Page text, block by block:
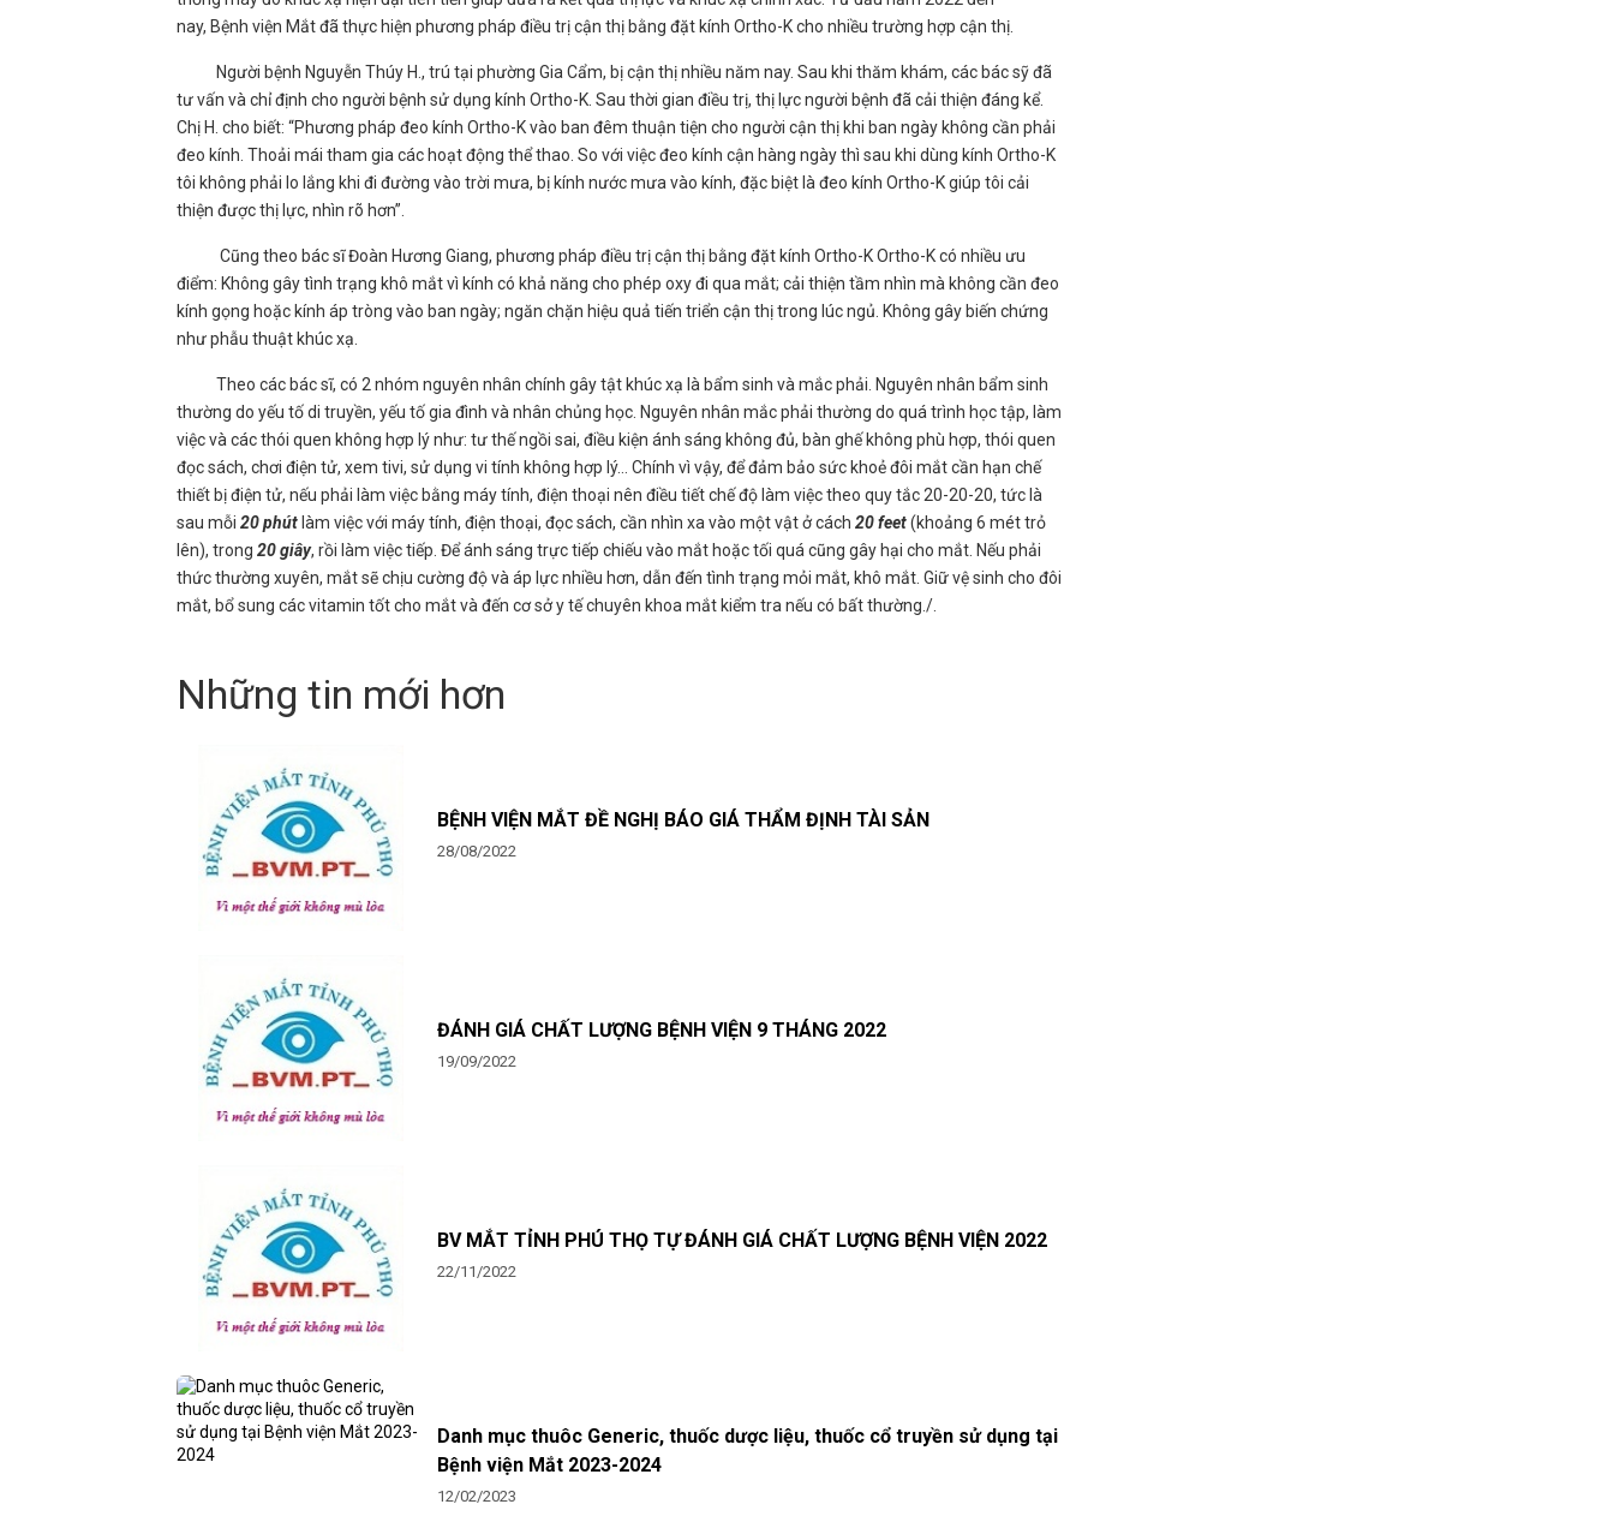
nay, Bệnh viện Mắt đã thực hiện phương pháp điều trị cận thị bằng đặt kính Ortho-K cho nhiều trường hợp cận thị.
Người bệnh Nguyễn Thúy H., trú tại phường Gia Cẩm, bị cận thị nhiều năm nay. Sau khi thăm khám, các bác sỹ đã
tư vấn và chỉ định cho người bệnh sử dụng kính Ortho-K. Sau thời gian điều trị, thị lực người bệnh đã cải thiện đáng kể.
Chị H. cho biết: “Phương pháp đeo kính Ortho-K vào ban đêm thuận tiện cho người cận thị khi ban ngày không cần phải
đeo kính. Thoải mái tham gia các hoạt động thể thao. So với việc đeo kính cận hàng ngày thì sau khi dùng kính Ortho-K
tôi không phải lo lắng khi đi đường vào trời mưa, bị kính nước mưa vào kính, đặc biệt là đeo kính Ortho-K giúp tôi cải
thiện được thị lực, nhìn rõ hơn”.
Cũng theo bác sĩ Đoàn Hương Giang, phương pháp điều trị cận thị bằng đặt kính Ortho-K Ortho-K có nhiều ưu
điểm: Không gây tình trạng khô mắt vì kính có khả năng cho phép oxy đi qua mắt; cải thiện tầm nhìn mà không cần đeo
kính gọng hoặc kính áp tròng vào ban ngày; ngăn chặn hiệu quả tiến triển cận thị trong lúc ngủ. Không gây biến chứng
như phẫu thuật khúc xạ.
Theo các bác sĩ, có 2 nhóm nguyên nhân chính gây tật khúc xạ là bẩm sinh và mắc phải. Nguyên nhân bẩm sinh
thường do yếu tố di truyền, yếu tố gia đình và nhân chủng học. Nguyên nhân mắc phải thường do quá trình học tập, làm
việc và các thói quen không hợp lý như: tư thế ngồi sai, điều kiện ánh sáng không đủ, bàn ghế không phù hợp, thói quen
đọc sách, chơi điện tử, xem tivi, sử dụng vi tính không hợp lý… Chính vì vậy, để đảm bảo sức khoẻ đôi mắt cần hạn chế
thiết bị điện tử, nếu phải làm việc bằng máy tính, điện thoại nên điều tiết chế độ làm việc theo quy tắc 20-20-20, tức là
sau mỗi 20 phút làm việc với máy tính, điện thoại, đọc sách, cần nhìn xa vào một vật ở cách 20 feet(khoảng 6 mét trỏ
lên), trong 20 giây, rồi làm việc tiếp. Để ánh sáng trực tiếp chiếu vào mắt hoặc tối quá cũng gây hại cho mắt. Nếu phải
thức thường xuyên, mắt sẽ chịu cường độ và áp lực nhiều hơn, dẫn đến tình trạng mỏi mắt, khô mắt. Giữ vệ sinh cho đôi
mắt, bổ sung các vitamin tốt cho mắt và đến cơ sở y tế chuyên khoa mắt kiểm tra nếu có bất thường./.
Những tin mới hơn
BỆNH VIỆN MẮT ĐỀ NGHỊ BÁO GIÁ THẨM ĐỊNH TÀI SẢN
28/08/2022
ĐÁNH GIÁ CHẤT LƯỢNG BỆNH VIỆN 9 THÁNG 2022
19/09/2022
BV MẮT TỈNH PHÚ THỌ TỰ ĐÁNH GIÁ CHẤT LƯỢNG BỆNH VIỆN 2022
22/11/2022
Danh mục thuôc Generic, thuốc dược liệu, thuốc cổ truyền sử dụng tại
Bệnh viện Mắt 2023-2024
12/02/2023